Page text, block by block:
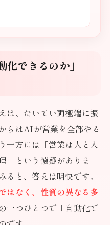
化できるのか」
は、たいてい両極端に振
らはAIが営業を全部やる
一方には「営業は人と人
」という懐疑がありま
と、答えは明快です。
はなく、性質の異なる多
一つひとつで「自動化で